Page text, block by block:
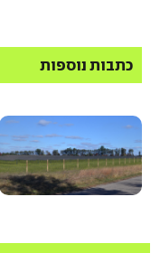
כתבות נוספות